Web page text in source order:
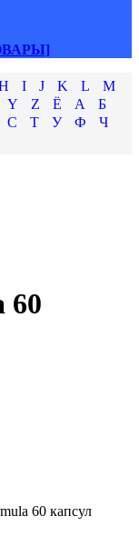
I J K L
M
Y Z Ё А
Б
С Т У Ф
Ч
60